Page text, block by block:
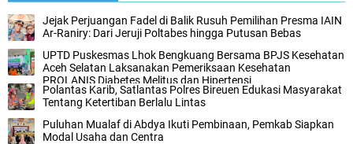
Jejak Perjuangan Fadel di Balik Rusuh Pemilihan Presma IAIN
Ar-Raniry: Dari Jeruji Poltabes hingga Putusan Bebas
UPTD Puskesmas Lhok Bengkuang Bersama BPJS Kesehatan
Aceh Selatan Laksanakan Pemeriksaan Kesehatan
PROLANIS Diabetes Melitus dan Hipertensi
Polantas Karib, Satlantas Polres Bireuen Edukasi Masyarakat
Tentang Ketertiban Berlalu Lintas
Puluhan Mualaf di Abdya Ikuti Pembinaan, Pemkab Siapkan
Modal Usaha dan Centra